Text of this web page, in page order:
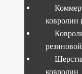
Текущий
Артикул:
ковролин